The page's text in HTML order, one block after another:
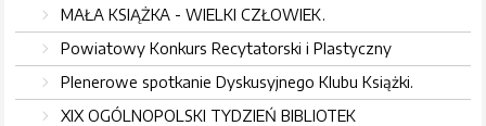
MAŁA KSIĄŻKA - WIELKI CZŁOWIEK.
Powiatowy Konkurs Recytatorski i Plastyczny
Plenerowe spotkanie Dyskusyjnego Klubu Książki.
XIX OGÓLNOPOLSKI TYDZIEŃ BIBLIOTEK